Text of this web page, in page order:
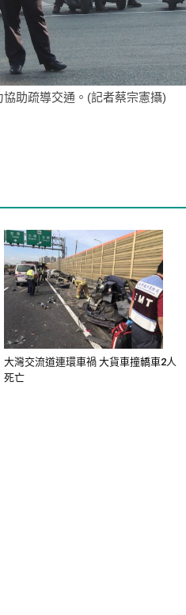
助疏導交通。(記者蔡宗憲攝)
大灣交流道連環車禍 大貨車撞轎車2人
死亡